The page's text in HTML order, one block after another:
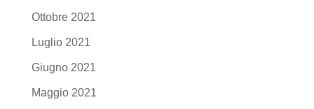
Ottobre 2021
Luglio 2021
Giugno 2021
Maggio 2021